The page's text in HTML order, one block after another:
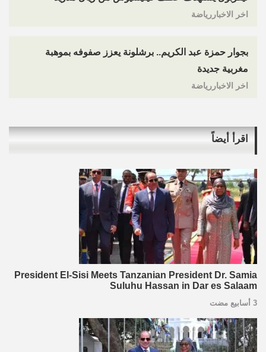
اخر الاخباررياضة
بجوار حمزة عبد الكريم.. برشلونة يعزز صفوفه بموهبة
مغربية جديدة
اخر الاخباررياضة
اقرأ أيضاً
President El-Sisi Meets Tanzanian President Dr. Samia
Suluhu Hassan in Dar es Salaam
3 أسابيع مضت